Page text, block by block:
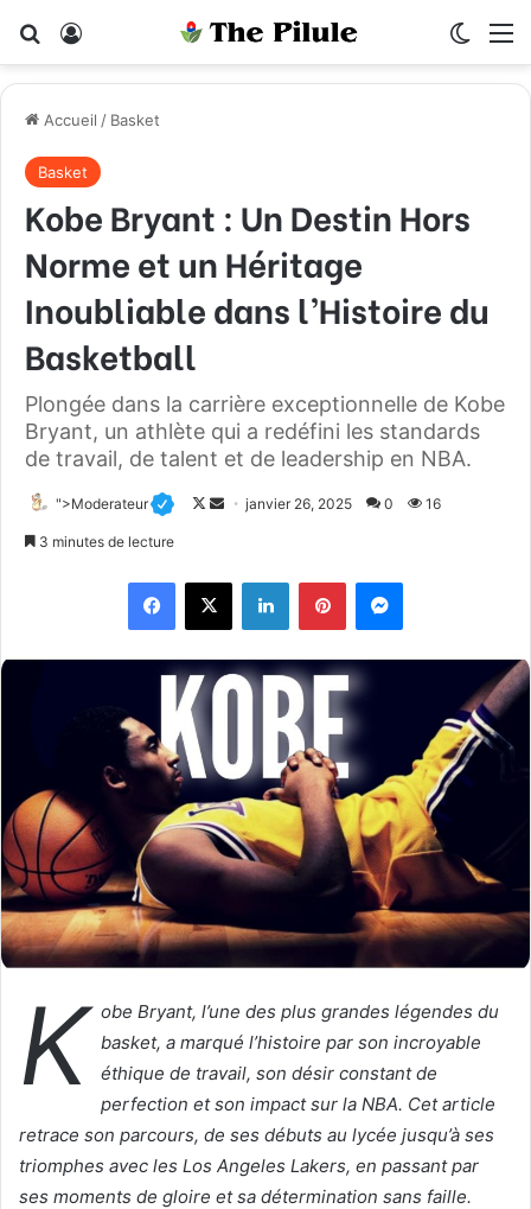
Rechercher
Accueil / Basket
Basket
Kobe Bryant : Un Destin Hors
Norme et un Héritage
Inoubliable dans l’Histoire du
Basketball
Plongée dans la carrière exceptionnelle de Kobe
Bryant, un athlète qui a redéfini les standards
de travail, de talent et de leadership en NBA.
">Moderateur
F
o
o
E
o
r
c
o
u
r
r
e
janvier 26, 2025 0 16
3 minutes de lecture
K obe Bryant, l’une des plus grandes légendes du
basket, a marqué l’histoire par son incroyable
éthique de travail, son désir constant de
perfection et son impact sur la NBA. Cet article
retrace son parcours, de ses débuts au lycée jusqu’à ses
triomphes avec les Los Angeles Lakers, en passant par
ses moments de gloire et sa détermination sans faille.